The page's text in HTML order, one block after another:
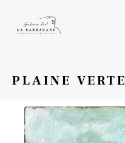
PLAINE VERTE